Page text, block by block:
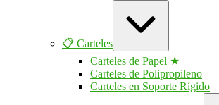
📋 Carteles
Carteles de Papel ★
Carteles de Polipropileno
Carteles en Soporte Rígido